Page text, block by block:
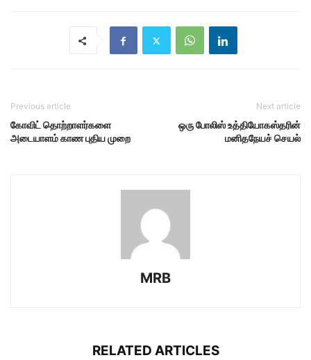
Previous article
கோவிட் தொற்றாளர்களை
அடையாளம் காண புதிய முறை
Next article
ஒரு போலிஸ் உத்தியோகஸ்தரின்
மனிதநேயச் செயல்
MRB
RELATED ARTICLES